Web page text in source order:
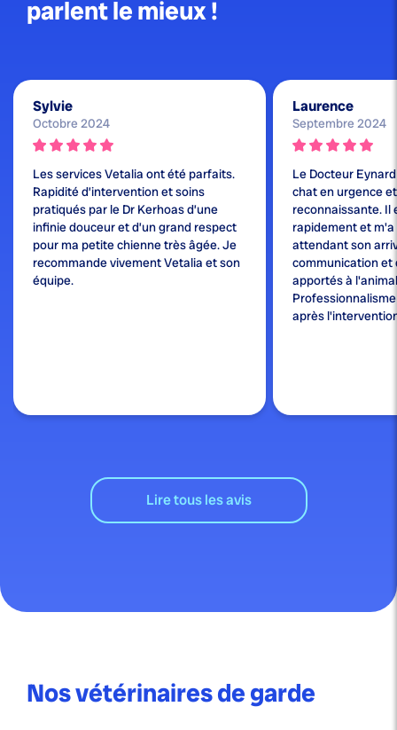
parlent le mieux !
Sylvie
Octobre 2024
Les services Vetalia ont été parfaits.
Rapidité d’intervention et soins
pratiqués par le Dr Kerhoas d’une
infinie douceur et d’un grand respect
pour ma petite chienne très âgée. Je
recommande vivement Vetalia et son
équipe.
Laurence
Septembre 2024
Le Docteur
chat en urgence
reconnaissante. Il
rapidement et m'a
attendant son
communication et
apportés à
après
Lire tous les avis
Nos vétérinaires de garde